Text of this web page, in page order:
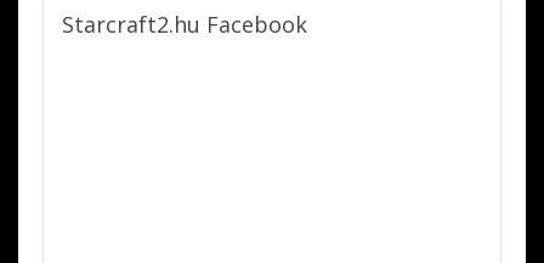
Starcraft2.hu Facebook